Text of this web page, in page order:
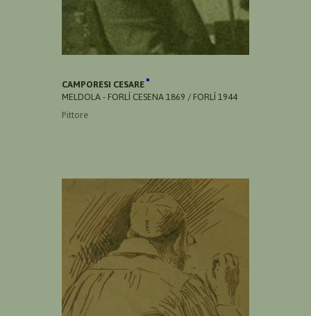
CAMPORESI CESARE
MELDOLA - FORLÌ CESENA 1869 / FORLÌ 1944
Pittore